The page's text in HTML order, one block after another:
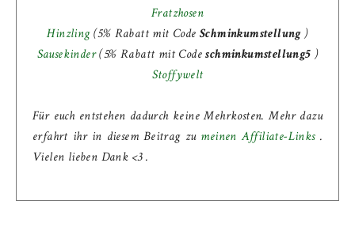
Fratzhosen
Hinzling(5% Rabatt mit Code Schminkumstellung)
Sausekinder(5% Rabatt mit Codeschminkumstellung5 )
Stoffywelt
Für euch entstehen dadurch keine Mehrkosten. Mehr dazu
erfahrt ihr in diesem Beitrag zu meinen Affiliate-Links .
Vielen lieben Dank <3 .